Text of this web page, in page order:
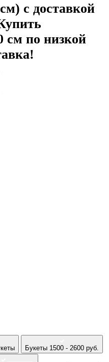
с доставкой
см по низкой
Букеты 1500 - 2600 руб.